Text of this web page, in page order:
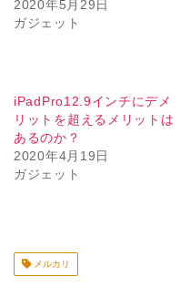
2020年5月29日
ガジェット
iPadPro12.9インチにデメ
リットを超えるメリットは
あるのか？
2020年4月19日
ガジェット
メルカリ